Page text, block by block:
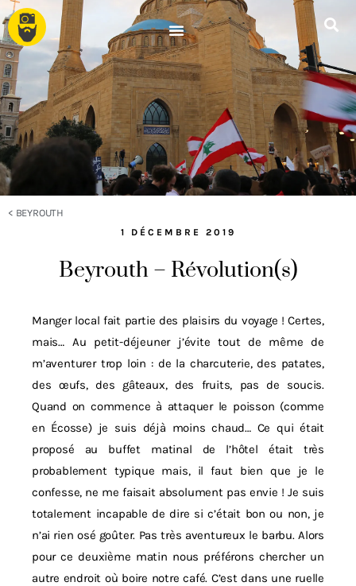
< BEYROUTH
1 DÉCEMBRE 2019
Beyrouth – Révolution(s)
Manger local fait partie des plaisirs du voyage ! Certes,
mais… Au petit-déjeuner j’évite tout de même de
m’aventurer trop loin : de la charcuterie, des patates,
des œufs, des gâteaux, des fruits, pas de soucis.
Quand on commence à attaquer le poisson (comme
en Écosse) je suis déjà moins chaud… Ce qui était
proposé au buffet matinal de l’hôtel était très
probablement typique mais, il faut bien que je le
confesse, ne me faisait absolument pas envie ! Je suis
totalement incapable de dire si c’était bon ou non, je
n’ai rien osé goûter. Pas très aventureux le barbu. Alors
pour ce deuxième matin nous préférons chercher un
autre endroit où boire notre café. C’est dans une ruelle